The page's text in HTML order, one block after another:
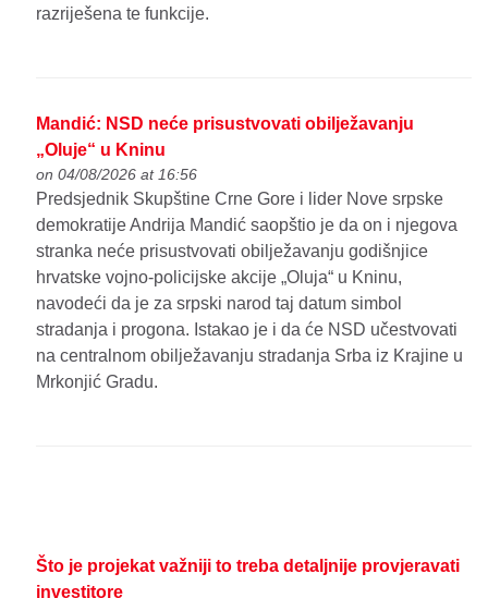
razriješena te funkcije.
Mandić: NSD neće prisustvovati obilježavanju
„Oluje“ u Kninu
on 04/08/2026 at 16:56
Predsjednik Skupštine Crne Gore i lider Nove srpske
demokratije Andrija Mandić saopštio je da on i njegova
stranka neće prisustvovati obilježavanju godišnjice
hrvatske vojno-policijske akcije „Oluja“ u Kninu,
navodeći da je za srpski narod taj datum simbol
stradanja i progona. Istakao je i da će NSD učestvovati
na centralnom obilježavanju stradanja Srba iz Krajine u
Mrkonjić Gradu.
Što je projekat važniji to treba detaljnije provjeravati
investitore